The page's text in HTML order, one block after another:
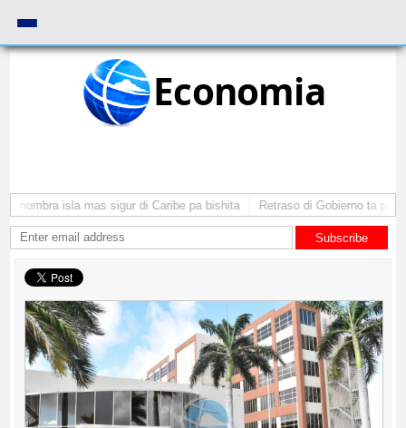
Economia
isla mas sigur di Caribe pa bishita Retraso di Gobierno ta pone
Subscribe